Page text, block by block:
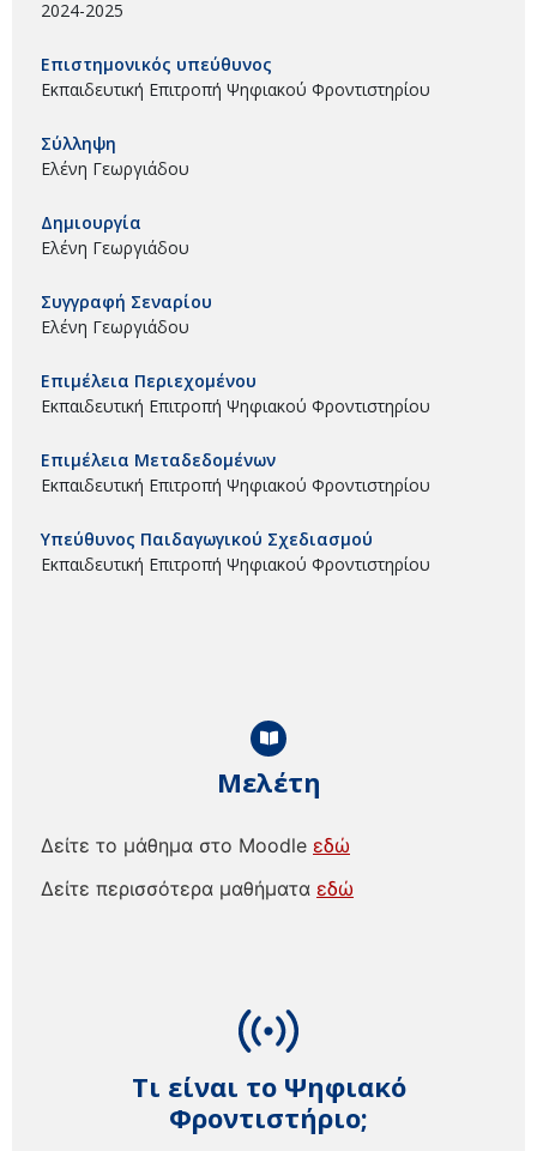
Τι είναι το Ψηφιακό
Φροντιστήριο;
Μελέτη
Δείτε το μάθημα στο Moodle εδώ
Δείτε περισσότερα μαθήματα εδώ
2024-2025
Επιστημονικός υπεύθυνος
Εκπαιδευτική Επιτροπή Ψηφιακού Φροντιστηρίου
Σύλληψη
Ελένη Γεωργιάδου
Δημιουργία
Ελένη Γεωργιάδου
Συγγραφή Σεναρίου
Ελένη Γεωργιάδου
Επιμέλεια Περιεχομένου
Εκπαιδευτική Επιτροπή Ψηφιακού Φροντιστηρίου
Επιμέλεια Μεταδεδομένων
Εκπαιδευτική Επιτροπή Ψηφιακού Φροντιστηρίου
Υπεύθυνος Παιδαγωγικού Σχεδιασμού
Εκπαιδευτική Επιτροπή Ψηφιακού Φροντιστηρίου